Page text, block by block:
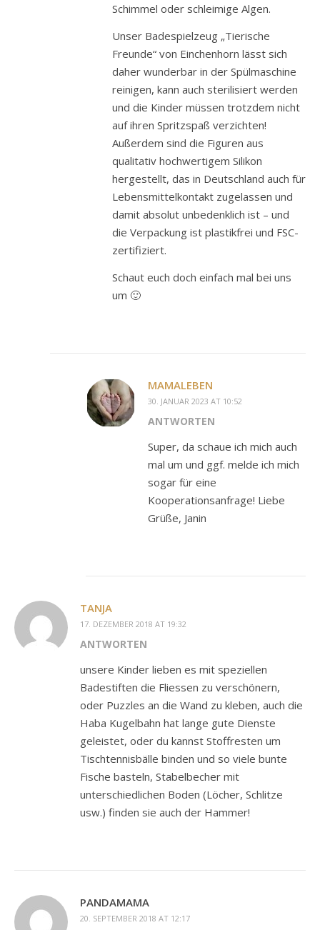
Schimmel oder schleimige Algen.
Unser Badespielzeug „Tierische
Freunde“ von Einchenhorn lässt sich
daher wunderbar in der Spülmaschine
reinigen, kann auch sterilisiert werden
und die Kinder müssen trotzdem nicht
auf ihren Spritzspaß verzichten!
Außerdem sind die Figuren aus
qualitativ hochwertigem Silikon
hergestellt, das in Deutschland auch für
Lebensmittelkontakt zugelassen und
damit absolut unbedenklich ist – und
die Verpackung ist plastikfrei und FSC-
zertifiziert.
Schaut euch doch einfach mal bei uns
um 🙂
MAMALEBEN
30. JANUAR 2023 AT 10:52
ANTWORTEN
Super, da schaue ich mich auch
mal um und ggf. melde ich mich
sogar für eine
Kooperationsanfrage! Liebe
Grüße, Janin
TANJA
17. DEZEMBER 2018 AT 19:32
ANTWORTEN
unsere Kinder lieben es mit speziellen
Badestiften die Fliessen zu verschönern,
oder Puzzles an die Wand zu kleben, auch die
Haba Kugelbahn hat lange gute Dienste
geleistet, oder du kannst Stoffresten um
Tischtennisbälle binden und so viele bunte
Fische basteln, Stabelbecher mit
unterschiedlichen Boden (Löcher, Schlitze
usw.) finden sie auch der Hammer!
PANDAMAMA
20. SEPTEMBER 2018 AT 12:17